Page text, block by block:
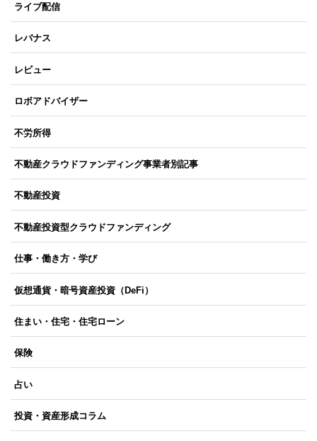
ライブ配信
レバナス
レビュー
ロボアドバイザー
不労所得
不動産クラウドファンディング事業者別記事
不動産投資
不動産投資型クラウドファンディング
仕事・働き方・学び
仮想通貨・暗号資産投資（DeFi）
住まい・住宅・住宅ローン
保険
占い
投資・資産形成コラム